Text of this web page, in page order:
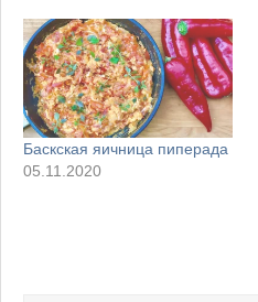
Баскская яичница пиперада
05.11.2020